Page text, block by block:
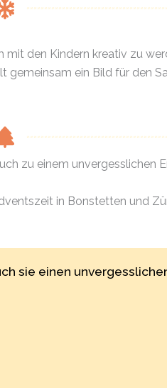
den Kindern kreativ zu
ein Bild für den
zu einem unvergesslichen
in Bonstetten und
sie einen